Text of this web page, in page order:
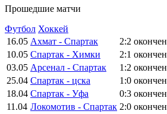
Прошедшие матчи
Футбол Хоккей
16.05 Ахмат - Спартак 2:2 окончен
10.05 Спартак - Химки 2:1 окончен
03.05 Арсенал - Спартак 1:2 окончен
25.04 Спартак - цска 1:0 окончен
18.04 Спартак - Уфа 0:3 окончен
11.04 Локомотив - Спартак 2:0 окончен